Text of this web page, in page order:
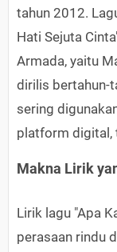
tahun 2012.
Hati Sejuta
Armada, yaitu
dirilis bertahun-
sering
platform digital,
Makna Lirik
Lirik lagu "Apa
perasaan rindu